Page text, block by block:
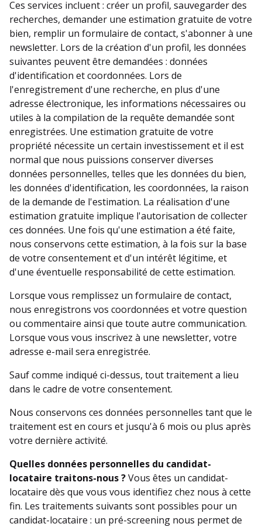
Ces services incluent : créer un profil, sauvegarder des
recherches, demander une estimation gratuite de votre
bien, remplir un formulaire de contact, s'abonner à une
newsletter. Lors de la création d'un profil, les données
suivantes peuvent être demandées : données
d'identification et coordonnées. Lors de
l'enregistrement d'une recherche, en plus d'une
adresse électronique, les informations nécessaires ou
utiles à la compilation de la requête demandée sont
enregistrées. Une estimation gratuite de votre
propriété nécessite un certain investissement et il est
normal que nous puissions conserver diverses
données personnelles, telles que les données du bien,
les données d'identification, les coordonnées, la raison
de la demande de l'estimation. La réalisation d'une
estimation gratuite implique l'autorisation de collecter
ces données. Une fois qu'une estimation a été faite,
nous conservons cette estimation, à la fois sur la base
de votre consentement et d'un intérêt légitime, et
d'une éventuelle responsabilité de cette estimation.
Lorsque vous remplissez un formulaire de contact,
nous enregistrons vos coordonnées et votre question
ou commentaire ainsi que toute autre communication.
Lorsque vous vous inscrivez à une newsletter, votre
adresse e-mail sera enregistrée.
Sauf comme indiqué ci-dessus, tout traitement a lieu
dans le cadre de votre consentement.
Nous conservons ces données personnelles tant que le
traitement est en cours et jusqu'à 6 mois ou plus après
votre dernière activité.
Quelles données personnelles du candidat-
locataire traitons-nous ?Vous êtes un candidat-
locataire dès que vous vous identifiez chez nous à cette
fin. Les traitements suivants sont possibles pour un
candidat-locataire : un pré-screening nous permet de